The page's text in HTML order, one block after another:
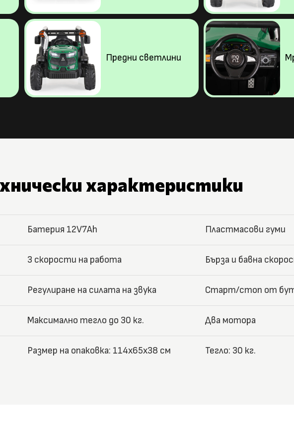
Предни светлини
характеристики
Батерия 12V7Ah Пластмасови гуми
3 скорости на работа Бърза и бавна
Регулиране на силата на звука Старт/стоп от
Максимално тегло до 30 кг. Два мотора
Размер на опаковка: 114x65x38 см Тегло: 30 кг.